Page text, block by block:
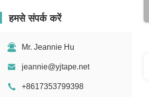
हमसे संपर्क करें
Mr. Jeannie Hu
jeannie@yjtape.net
+8617353799398